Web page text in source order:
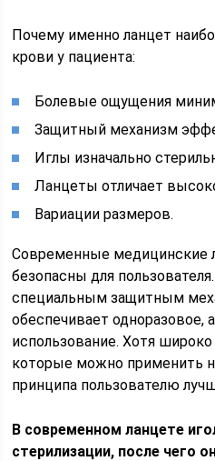
Почему именно ланцет
крови у пациента:
Болевые ощущения
Защитный механизм
Иглы изначально
Ланцеты отличает
Вариации размеров.
Современные медицинские
безопасны для
специальным защитным
обеспечивает одноразовое,
использование. Хотя
которые можно применить
принципа пользователю
В современном ланцете
стерилизации, после чего